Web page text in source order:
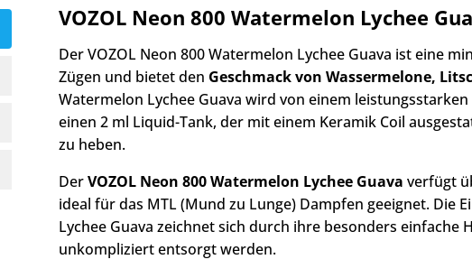
VOZOL Neon 800 Watermelon Lychee
Der VOZOL Neon 800 Watermelon Lychee Guava ist eine
Zügen und bietet den Geschmack von Wassermelone,
Watermelon Lychee Guava wird von einem
einen 2 ml Liquid-Tank, der mit einem Keramik Coil
zu heben.
DerVOZOL Neon 800 Watermelon Lychee Guava verfügt
ideal für das MTL (Mund zu Lunge) Dampfen geeignet. Die
Lychee Guava zeichnet sich durch ihre besonders
unkompliziert entsorgt werden.